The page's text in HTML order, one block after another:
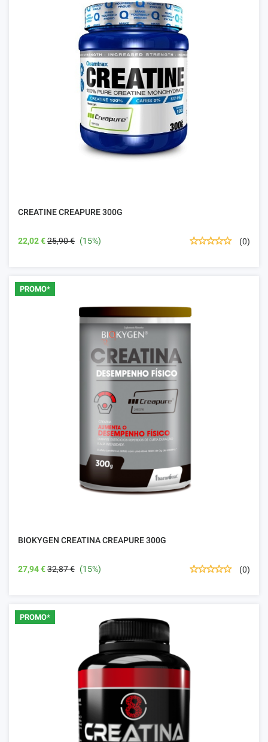
CREATINE CREAPURE 300G
22,02 €25,90 € (15%) (0)
PROMO*
BIOKYGEN CREATINA CREAPURE 300G
27,94 €32,87 € (15%) (0)
PROMO*